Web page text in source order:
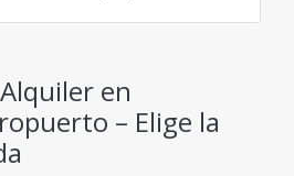
en
– Elige la